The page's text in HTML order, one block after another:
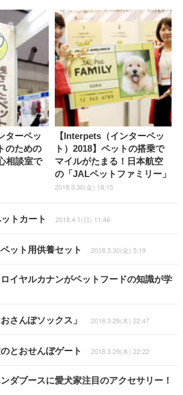
ターペッ
のための
相談室で
【Interpets（インターペッ
ト）2018】ペットの搭乗で
マイルがたまる！日本航空
の「JALペットファミリー」
2018.3.30(金) 18:15
トカート 2018.4.1(日) 11:46
ット用供養セット 2018.3.30(金) 5:19
イヤルカナンがペットフードの知識が学
さんぽソックス」 2018.3.29(木) 22:47
とおせんぼゲート 2018.3.29(木) 22:22
ダブースに愛犬家注目のアクセサリー！